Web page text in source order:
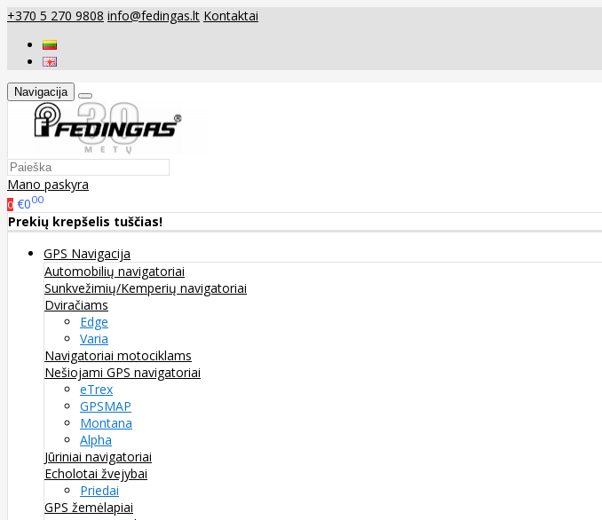
+370 5 270 9808 info@fedingas.lt Kontaktai
Navigacija
Mano paskyra
0 €000
Prekių krepšelis tuščias!
GPS Navigacija
Automobilių navigatoriai
Sunkvežimių/Kemperių navigatoriai
Dviračiams
Edge
Varia
Navigatoriai motociklams
Nešiojami GPS navigatoriai
eTrex
GPSMAP
Montana
Alpha
Jūriniai navigatoriai
Echolotai žvejybai
Priedai
GPS žemėlapiai